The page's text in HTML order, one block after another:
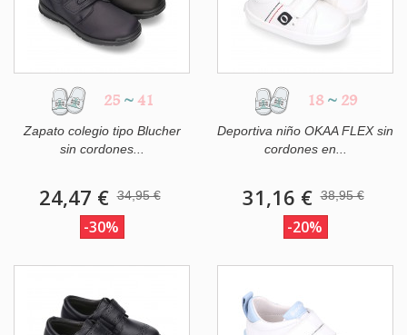
25 ~ 41
Zapato colegio tipo Blucher
sin cordones...
24,47 € 34,95 €
-30%
18 ~ 29
Deportiva niño OKAA FLEX sin
cordones en...
31,16 € 38,95 €
-20%